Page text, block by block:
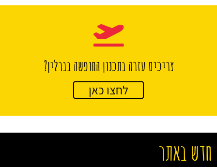
צריכים עזרה בתכנון החופשה בברלין?
לחצו כאן
חדש באתר